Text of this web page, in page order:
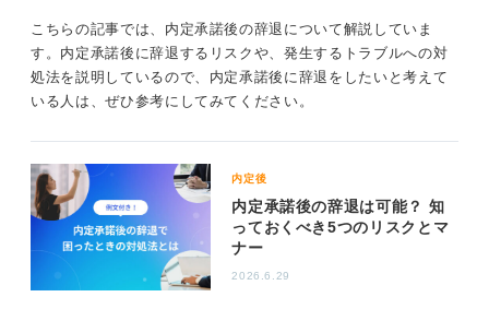
また、「一度内定を辞退した」という事実は、企業側に
とって懸念材料になり得るうえに、さらにそれを撤回し
たいというのはより印象を悪くしかねません。取り消し
可能性はゼロではない！ 誠意と熱意を伝えよう
それでもまだ取り返せる可能性がゼロかというとそうで
もありません。今一度採用担当の方に連絡してみること
こちらの記事では、内定承諾後の辞退について解説していま
す。内定承諾後に辞退するリスクや、発生するトラブルへの対
処法を説明しているので、内定承諾後に辞退をしたいと考えて
いる人は、ぜひ参考にしてみてください。
内定後
内定承諾後の辞退は可能？ 知
っておくべき5つのリスクとマ
ナー
2026.6.29